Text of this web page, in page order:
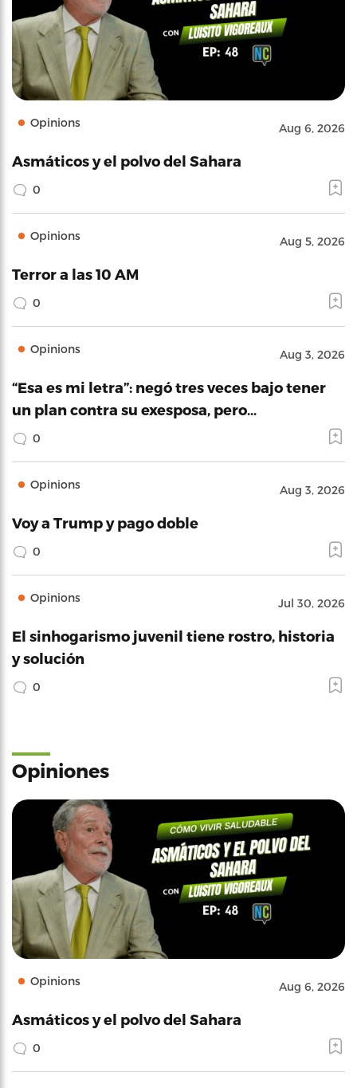
Opinions Aug 6, 2026
Asmáticos y el polvo del Sahara
0
Opinions Aug 5, 2026
Terror a las 10 AM
0
Opinions Aug 3, 2026
“Esa es mi letra”: negó tres veces bajo tener
un plan contra su exesposa, pero…
0
Opinions Aug 3, 2026
Voy a Trump y pago doble
0
Opinions Jul 30, 2026
El sinhogarismo juvenil tiene rostro, historia
y solución
0
Opiniones
Opinions Aug 6, 2026
Asmáticos y el polvo del Sahara
0